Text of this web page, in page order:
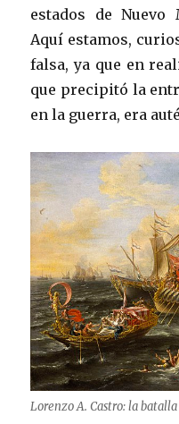
estados de Nuevo
Aquí estamos,
falsa, ya que en
que precipitó la
en la guerra, era
Lorenzo A. Castro: la